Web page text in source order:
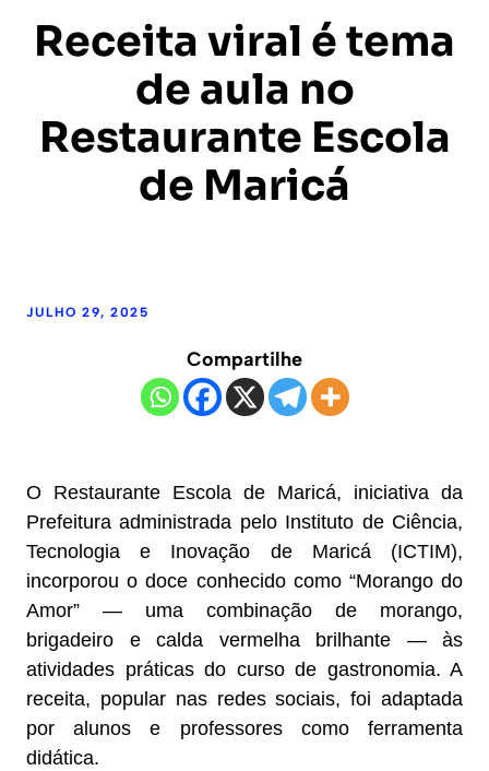
Receita viral é tema
de aula no
Restaurante Escola
de Maricá
JULHO 29, 2025
Compartilhe
O Restaurante Escola de Maricá, iniciativa da
Prefeitura administrada pelo Instituto de Ciência,
Tecnologia e Inovação de Maricá (ICTIM),
incorporou o doce conhecido como “Morango do
Amor” — uma combinação de morango,
brigadeiro e calda vermelha brilhante — às
atividades práticas do curso de gastronomia. A
receita, popular nas redes sociais, foi adaptada
por alunos e professores como ferramenta
didática.